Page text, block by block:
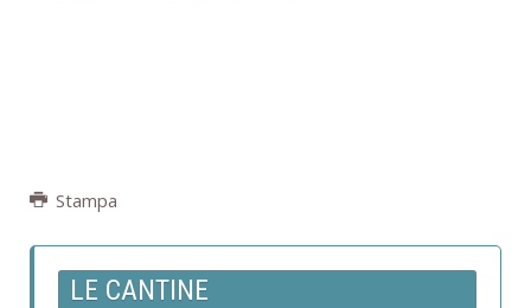
Stampa
LE CANTINE